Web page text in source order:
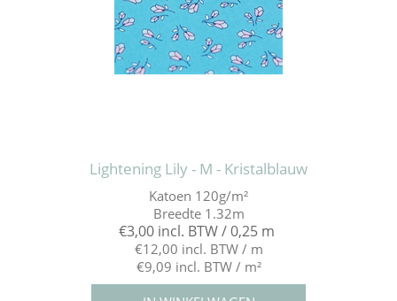
Lightening Lily - M - Kristalblauw
Katoen 120g/m²
Breedte 1.32m
€3,00 incl. BTW / 0,25 m
€12,00 incl. BTW / m
€9,09 incl. BTW / m²